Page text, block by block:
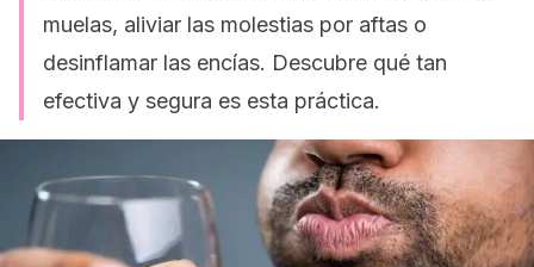
muelas, aliviar las molestias por aftas o
desinflamar las encías. Descubre qué tan
efectiva y segura es esta práctica.